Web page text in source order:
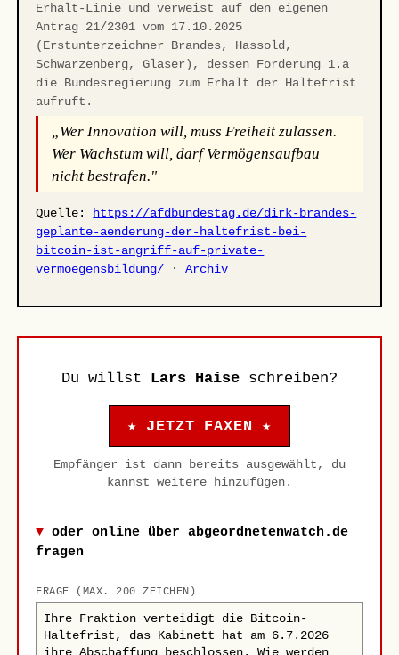
Erhalt-Linie und verweist auf den eigenen
Antrag 21/2301 vom 17.10.2025
(Erstunterzeichner Brandes, Hassold,
Schwarzenberg, Glaser), dessen Forderung 1.a
die Bundesregierung zum Erhalt der Haltefrist
aufruft.
„Wer Innovation will, muss Freiheit zulassen.
Wer Wachstum will, darf Vermögensaufbau
nicht bestrafen."
Quelle:
https://afdbundestag.de/dirk-brandes-
geplante-aenderung-der-haltefrist-bei-
bitcoin-ist-angriff-auf-private-
vermoegensbildung/ ·Archiv
Du willst Lars Haise schreiben?
★ JETZT FAXEN ★
Empfänger ist dann bereits ausgewählt, du
kannst weitere hinzufügen.
oder online über abgeordnetenwatch.de
fragen
FRAGE (MAX. 200 ZEICHEN)